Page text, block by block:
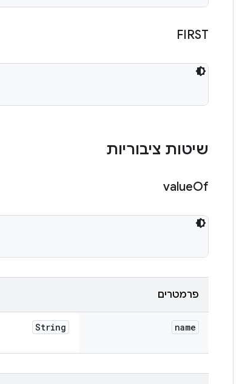
FIRST
שיטות ציבוריות
valueOf
פרמטרים
name
String